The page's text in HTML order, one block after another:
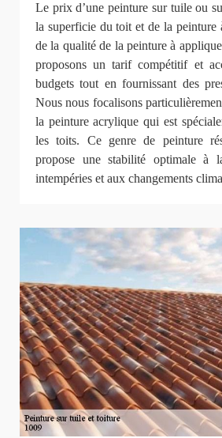
Le prix d’une peinture sur tuile ou
la superficie du toit et de la peinture
de la qualité de la peinture à
proposons un tarif compétitif et
budgets tout en fournissant des
Nous nous focalisons
la peinture acrylique qui est
les toits. Ce genre de peinture
propose une stabilité optimale à
intempéries et aux changements